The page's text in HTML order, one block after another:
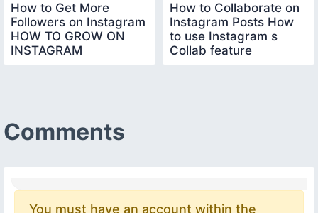
How to Get More
Followers on Instagram
HOW TO GROW ON
INSTAGRAM
How to Collaborate on
Instagram Posts How
to use Instagram s
Collab feature
Comments
You must have an account within the